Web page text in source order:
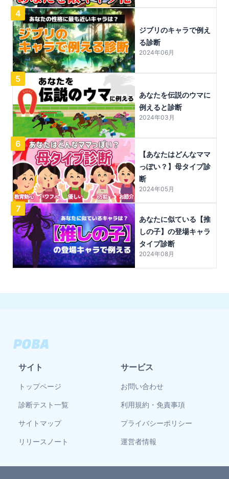
4
ジブリのキャラで例え
る診断
2024年06月
5
あなたを伝説のウマに
例えると診断
2024年03月
6
【あなたはどんなママ
っぽい？】母タイプ診
断
2024年05月
7
あなたに似ている【推
しの子】の登場キャラ
タイプ診断
2024年08月
サイト
トップページ
診断テスト一覧
サイトマップ
リリースノート
サービス
お問い合わせ
利用規約・免責事項
プライバシーポリシー
運営者情報